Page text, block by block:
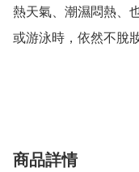
熱天氣、潮濕悶熱、
或游泳時，依然不脫
商品詳情